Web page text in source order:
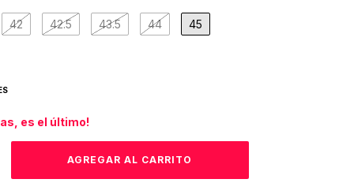
42 42.5 43.5 44 45
es el último!